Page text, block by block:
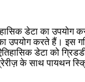
डेटा का
उपयोग करते हैं। इस
डेटा को
के साथ पायथन